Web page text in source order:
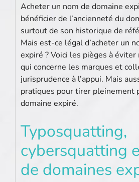
Acheter un nom de domaine
bénéficier de l’ancienneté du
surtout de son historique de
Mais est-ce légal d’acheter un
expiré ? Voici les pièges à
qui concerne les marques et
jurisprudence à l’appui. Mais
pratiques pour tirer pleinement
domaine expiré.
Typosquatting,
cybersquatting
de domaines